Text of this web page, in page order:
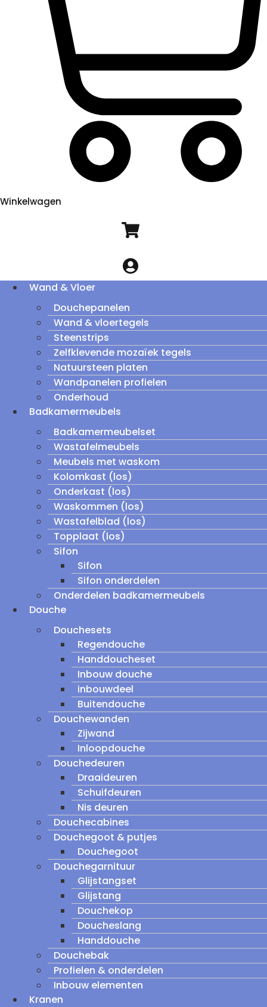
Winkelwagen
Wand & Vloer
Douchepanelen
Wand & vloertegels
Steenstrips
Zelfklevende mozaïek tegels
Natuursteen platen
Wandpanelen profielen
Onderhoud
Badkamermeubels
Badkamermeubelset
Wastafelmeubels
Meubels met waskom
Kolomkast (los)
Onderkast (los)
Waskommen (los)
Wastafelblad (los)
Topplaat (los)
Sifon
Sifon
Sifon onderdelen
Onderdelen badkamermeubels
Douche
Douchesets
Regendouche
Handdoucheset
Inbouw douche
inbouwdeel
Buitendouche
Douchewanden
Zijwand
Inloopdouche
Douchedeuren
Draaideuren
Schuifdeuren
Nis deuren
Douchecabines
Douchegoot & putjes
Douchegoot
Douchegarnituur
Glijstangset
Glijstang
Douchekop
Doucheslang
Handdouche
Douchebak
Profielen & onderdelen
Inbouw elementen
Kranen